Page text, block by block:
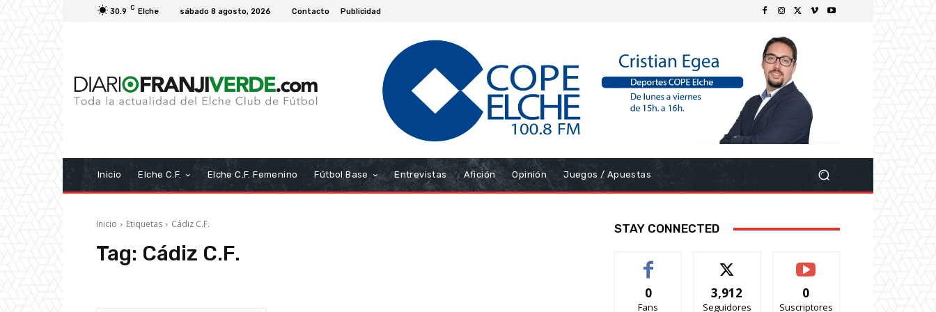
30.9 C Elche sábado 8 agosto, 2026 Contacto Publicidad
Inicio Elche C.F. Elche C.F. Femenino Fútbol Base Entrevistas Afición Opinión Juegos / Apuestas
Inicio Etiquetas Cádiz C.F.
Tag: Cádiz C.F.
STAY CONNECTED
0
Fans
3,912
Seguidores
0
Suscriptores